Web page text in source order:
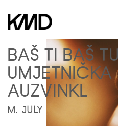
BAŠ TI BAŠ
UMJETNIČKA
AUZVINKL
M. JULY